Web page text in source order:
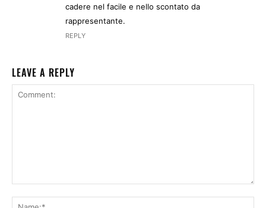
cadere nel facile e nello scontato da
rappresentante.
REPLY
LEAVE A REPLY